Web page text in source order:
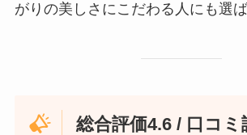
がりの美しさにこだわる人にも選ば
総合評価4.6 / 口コミ